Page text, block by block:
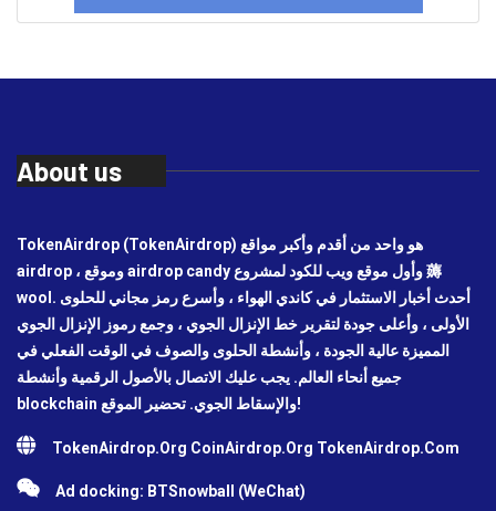
About us
TokenAirdrop (TokenAirdrop) هو واحد من أقدم وأكبر مواقع
airdrop ، وموقع airdrop candy وأول موقع ويب للكود لمشروع 薅
wool. أحدث أخبار الاستثمار في كاندي الهواء ، وأسرع رمز مجاني للحلوى
الأولى ، وأعلى جودة لتقرير خط الإنزال الجوي ، وجمع رموز الإنزال الجوي
المميزة عالية الجودة ، وأنشطة الحلوى والصوف في الوقت الفعلي في
جميع أنحاء العالم. يجب عليك الاتصال بالأصول الرقمية وأنشطة
blockchain والإسقاط الجوي. تحضير الموقع!
TokenAirdrop.Org CoinAirdrop.Org TokenAirdrop.Com
Ad docking: BTSnowball (WeChat)